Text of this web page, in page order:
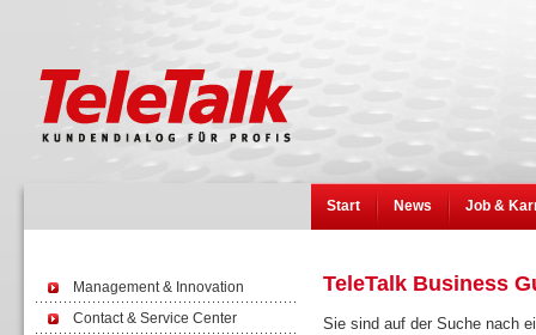
Start News Job &
Management & Innovation
Contact & Service Center
TeleTalk Business
Sie sind auf der Suche nach